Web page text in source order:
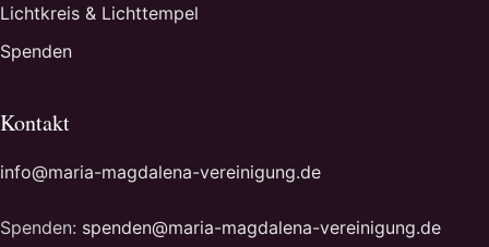
Lichtkreis & Lichttempel
Spenden
Kontakt
info@maria-magdalena-vereinigung.de
Spenden: spenden@maria-magdalena-vereinigung.de